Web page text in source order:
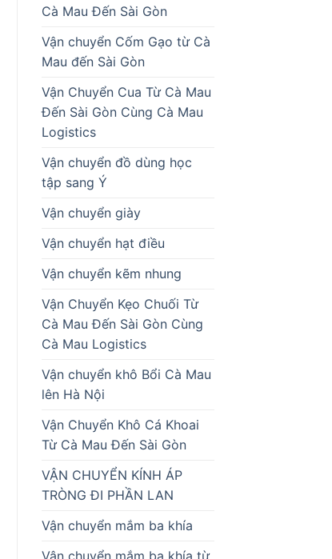
Cà Mau Đến Sài Gòn
Vận chuyển Cốm Gạo từ Cà
Mau đến Sài Gòn
Vận Chuyển Cua Từ Cà Mau
Đến Sài Gòn Cùng Cà Mau
Logistics
Vận chuyển đồ dùng học
tập sang Ý
Vận chuyển giày
Vận chuyển hạt điều
Vận chuyển kẽm nhung
Vận Chuyển Kẹo Chuối Từ
Cà Mau Đến Sài Gòn Cùng
Cà Mau Logistics
Vận chuyển khô Bổi Cà Mau
lên Hà Nội
Vận Chuyển Khô Cá Khoai
Từ Cà Mau Đến Sài Gòn
VẬN CHUYỂN KÍNH ÁP
TRÒNG ĐI PHẦN LAN
Vận chuyển mắm ba khía
Vận chuyển mắm ba khía từ